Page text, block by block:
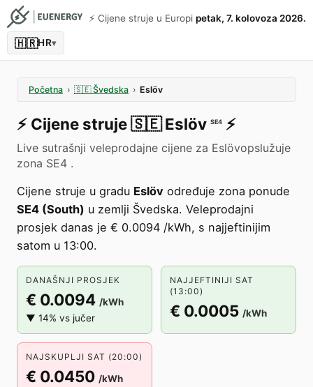
⚡️ Cijene struje u Europi petak, 7. kolovoza 2026.
🇭🇷HR▾
Početna › 🇸🇪 Švedska › Eslöv
⚡️ Cijene struje🇸🇪 Eslöv SE4 ⚡️
Live sutrašnji veleprodajne cijene za Eslövopslužuje
zona SE4 .
Cijene struje u gradu Eslöv određuje zona ponude
SE4 (South) u zemlji Švedska. Veleprodajni
prosjek danas je € 0.0094 /kWh, s najjeftinijim
satom u 13:00.
DANAŠNJI PROSJEK
€ 0.0094 /kWh
▼ 14% vs jučer
NAJJEFTINIJI SAT
(13:00)
€ 0.0005 /kWh
NAJSKUPLJI SAT (20:00)
€ 0.0450 /kWh